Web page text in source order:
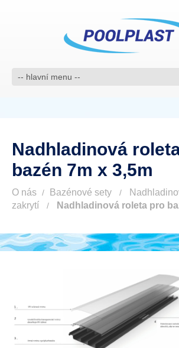
Nadhladinová
bazén 7m x 3,5m
O nás Bazénové sety
zakrytí
Nadhladinová roleta pro